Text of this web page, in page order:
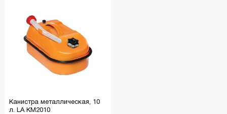
Канистра металлическая, 10
л. LA KM2010